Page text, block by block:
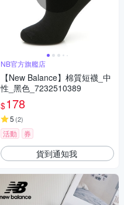
NB官方旗艦店
【New Balance】棉質短襪_中
性_黑色_7232510389
$178
5 (2)
活動 券
貨到通知我